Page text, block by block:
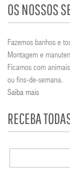
OS NOSSOS
Fazemos banhos e
Montagem e
Ficamos com
ou fins-de-semana.
Saiba mais
RECEBA